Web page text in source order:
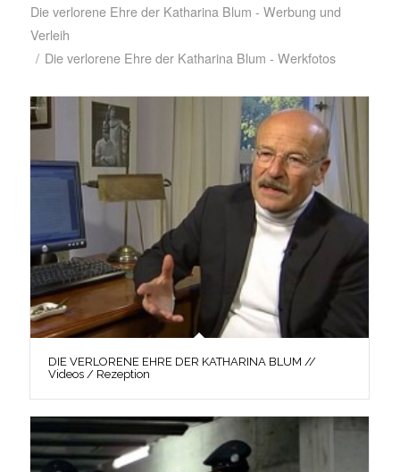
Die verlorene Ehre der Katharina Blum - Werbung und
Verleih
/ Die verlorene Ehre der Katharina Blum - Werkfotos
DIE VERLORENE EHRE DER KATHARINA BLUM //
Videos / Rezeption